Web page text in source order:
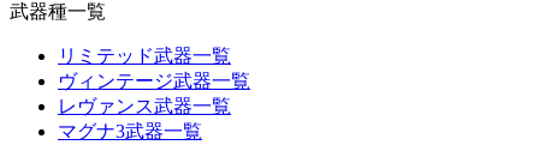
武器種一覧
リミテッド武器一覧
ヴィンテージ武器一覧
レヴァンス武器一覧
マグナ3武器一覧